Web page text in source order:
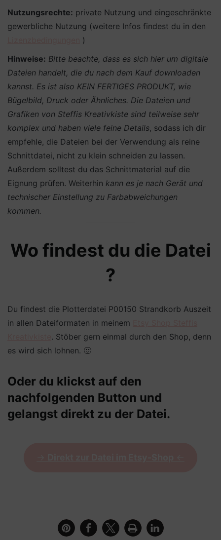
Nutzungsrechte: private Nutzung und eingeschränkte
gewerbliche Nutzung (weitere Infos findest du in den
)
Hinweise: Bitte beachte, dass es sich hier um digitale
Dateien handelt, die du nach dem Kauf downloaden
kannst. Es ist also KEIN FERTIGES PRODUKT, wie
Bügelbild, Druck oder Ähnliches. Die Dateien und
Grafiken von Steffis Kreativkiste sind teilweise sehr
komplex und haben viele feine Details, sodass ich dir
empfehle, die Dateien bei der Verwendung als reine
Schnittdatei, nicht zu klein schneiden zu lassen.
Außerdem solltest du das Schnittmaterial auf die
Eignung prüfen. Weiterhin kann es je nach Gerät und
technischer Einstellung zu Farbabweichungen
kommen.
Wo findest du die Datei
?
Du findest die Plotterdatei P00150 Strandkorb Auszeit
in allen Dateiformaten in meinem
. Stöber gern einmal durch den Shop, denn
es wird sich lohnen. 🙂
Oder du klickst auf den
nachfolgenden Button und
gelangst direkt zu der Datei.